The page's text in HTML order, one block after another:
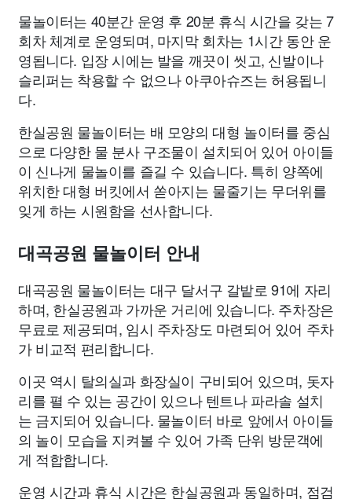
물놀이터는 40분간 운영 후 20분 휴식 시간을 갖는 7
회차 체계로 운영되며, 마지막 회차는 1시간 동안 운
영됩니다. 입장 시에는 발을 깨끗이 씻고, 신발이나
슬리퍼는 착용할 수 없으나 아쿠아슈즈는 허용됩니
다.
한실공원 물놀이터는 배 모양의 대형 놀이터를 중심
으로 다양한 물 분사 구조물이 설치되어 있어 아이들
이 신나게 물놀이를 즐길 수 있습니다. 특히 양쪽에
위치한 대형 버킷에서 쏟아지는 물줄기는 무더위를
잊게 하는 시원함을 선사합니다.
대곡공원 물놀이터 안내
대곡공원 물놀이터는 대구 달서구 갈밭로 91에 자리
하며, 한실공원과 가까운 거리에 있습니다. 주차장은
무료로 제공되며, 임시 주차장도 마련되어 있어 주차
가 비교적 편리합니다.
이곳 역시 탈의실과 화장실이 구비되어 있으며, 돗자
리를 펼 수 있는 공간이 있으나 텐트나 파라솔 설치
는 금지되어 있습니다. 물놀이터 바로 앞에서 아이들
의 놀이 모습을 지켜볼 수 있어 가족 단위 방문객에
게 적합합니다.
운영 시간과 휴식 시간은 한실공원과 동일하며, 점검